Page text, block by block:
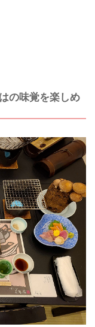
の味覚を楽しめ